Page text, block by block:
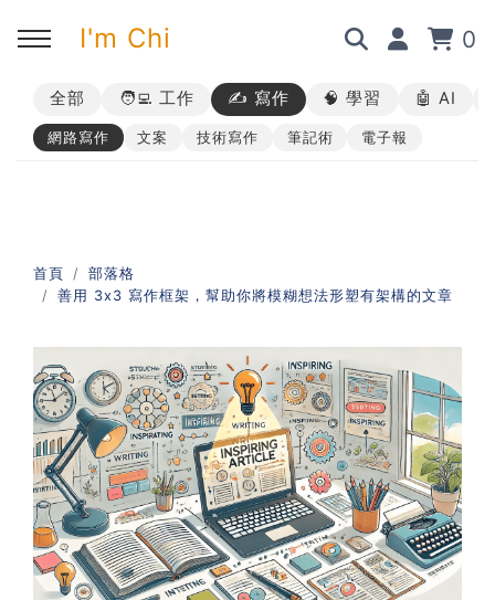
I'm Chi 0
回主選單
➡︎ 所有內容
回主選單
➡︎ 業配合作
回主選單
➡︎ 講座活動
回主選單
AI 職場應用｜ChatGPT 職場
AI 職場應用｜ChatGPT 進階
使用思維
AI 職場應用｜上班族的 AI 學
習術
AI 職場應用｜NotebookLM
全部 🧑‍💻 工作 ✍️ 寫作 🧠 學習 🤖 AI
網路寫作 文案 技術寫作 筆記術 電子報
首頁
部落格
善用 3x3 寫作框架，幫助你將模糊想法形塑有架構的文章